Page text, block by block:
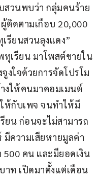
สวนพบว่า กลุ่มคนร้าย
ติดตามเกือบ 20,000
รียนสวนลุงแดง”
เรียน มาโพสต์ขายใน
งใจด้วยการจัดโปรโม
งให้คนมาคอมเมนต์
ห้กับเพจ จนทำให้มี
ยน ก่อนจะไม่สามารถ
ความเสียหายมูลค่า
500 คน และมียอดเงิน
าท เปิดมาตั้งแต่เดือน